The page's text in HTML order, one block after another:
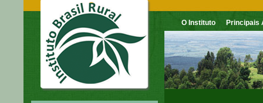
O Instituto Principais
Principais Atividades